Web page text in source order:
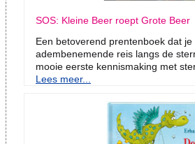
SOS: Kleine Beer roept Grote Beer
Een betoverend prentenboek dat
adembenemende reis langs de
mooie eerste kennismaking met
Lees meer...